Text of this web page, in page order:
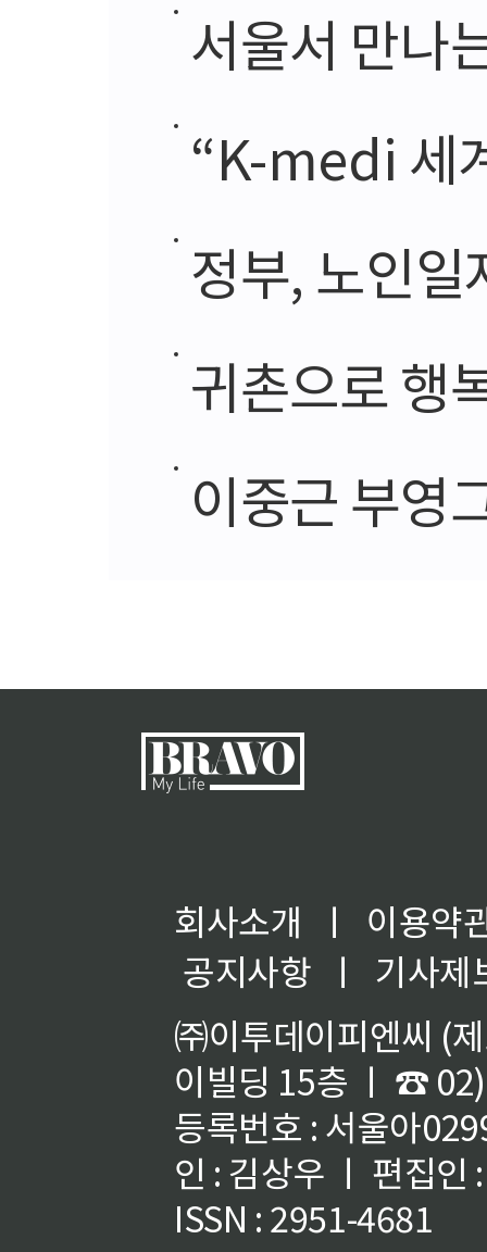
서울서 만나는
“K-medi 세
정부, 노인일
귀촌으로 행복
이중근 부영그
회사소개 ㅣ
이용약
공지사항
ㅣ
기사제
㈜이투데이피엔씨 (
이빌딩 15층 ㅣ ☎
등록번호 : 서울아
인 : 김상우 ㅣ 편집인
ISSN : 2951-4681